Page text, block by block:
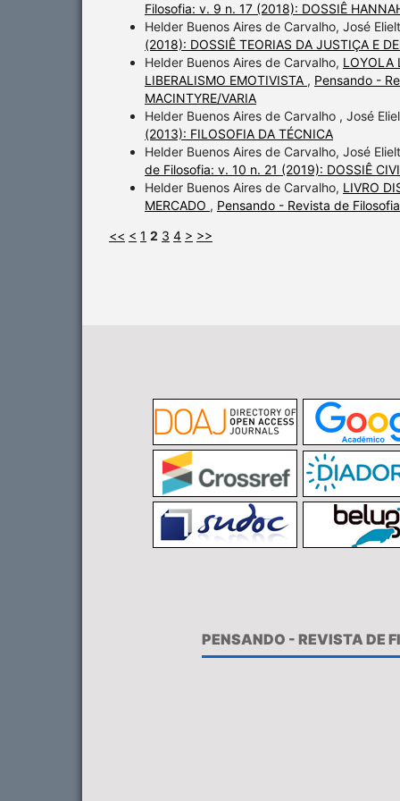
Filosofia: v. 9 n. 17 (2018): DOSSIÊ
Helder Buenos Aires de Carvalho, José
(2018): DOSSIÊ TEORIAS DA JUSTIÇA E
Helder Buenos Aires de Carvalho, LOYOLA
LIBERALISMO EMOTIVISTA , Pensando -
MACINTYRE/VARIA
Helder Buenos Aires de Carvalho , José
(2013): FILOSOFIA DA TÉCNICA
Helder Buenos Aires de Carvalho, José
de Filosofia: v. 10 n. 21 (2019): DOSSIÊ
Helder Buenos Aires de Carvalho, LIVRO
MERCADO , Pensando - Revista de
<< < 1 2 3 4 > >>
PENSANDO - REVISTA DE